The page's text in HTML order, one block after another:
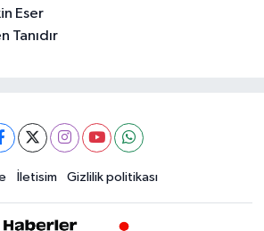
Eser
Tanıdır
İletisim Gizlilik politikası